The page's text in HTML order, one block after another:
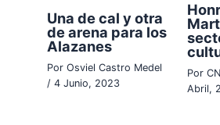
Una de cal y otra
de arena para los
Alazanes
PorOsviel Castro Medel
/4 Junio, 2023
Por
Abril,